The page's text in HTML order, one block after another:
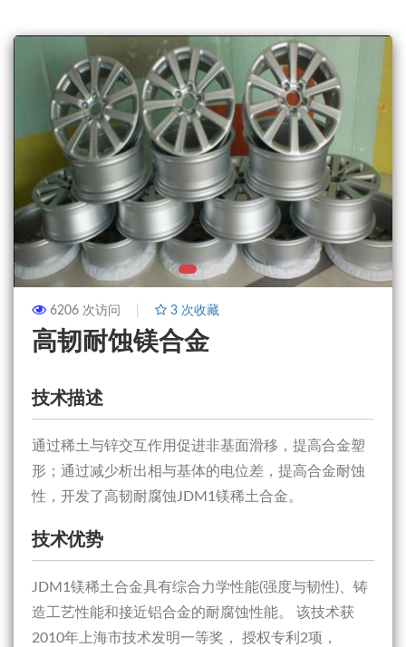
6206 次访问 3 次收藏
高韧耐蚀镁合金
技术描述
通过稀土与锌交互作用促进非基面滑移，提高合金塑
形；通过减少析出相与基体的电位差，提高合金耐蚀
性，开发了高韧耐腐蚀JDM1镁稀土合金。
技术优势
JDM1镁稀土合金具有综合力学性能(强度与韧性)、铸
造工艺性能和接近铝合金的耐腐蚀性能。 该技术获
2010年上海市技术发明一等奖， 授权专利2项，